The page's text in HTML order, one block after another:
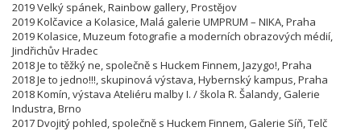
2019 Velký spánek, Rainbow gallery, Prostějov
2019 Kolčavice a Kolasice, Malá galerie UMPRUM – NIKA, Praha
2019 Kolasice, Muzeum fotografie a moderních obrazových médií,
Jindřichův Hradec
2018 Je to těžký ne, společně s Huckem Finnem, Jazygo!, Praha
2018 Je to jedno!!!, skupinová výstava, Hybernský kampus, Praha
2018 Komín, výstava Ateliéru malby I. / škola R. Šalandy, Galerie
Industra, Brno
2017 Dvojitý pohled, společně s Huckem Finnem, Galerie Síň, Telč